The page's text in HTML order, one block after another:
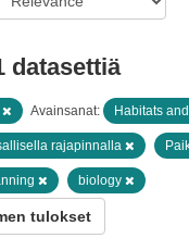
datasettiä
Avainsanat: Habitats
rajapinnalla
biology
tulokset